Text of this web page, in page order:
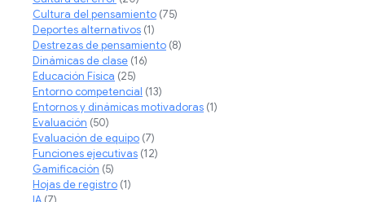
Cultura del pensamiento (75)
Deportes alternativos (1)
Destrezas de pensamiento (8)
Dinámicas de clase (16)
Educación Física (25)
Entorno competencial (13)
Entornos y dinámicas motivadoras (1)
Evaluación (50)
Evaluación de equipo (7)
Funciones ejecutivas (12)
Gamificación (5)
Hojas de registro (1)